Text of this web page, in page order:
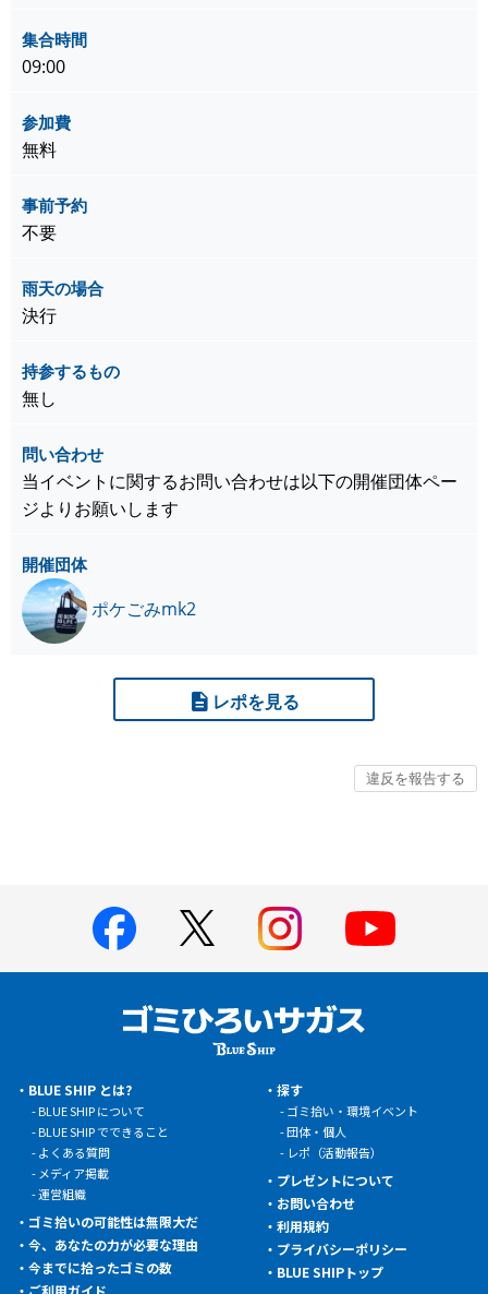
集合時間
09:00
参加費
無料
事前予約
不要
雨天の場合
決行
持参するもの
無し
問い合わせ
当イベントに関するお問い合わせは以下の開催団体ペー
ジよりお願いします
開催団体
ポケごみmk2
レポを見る
BLUE SHIP とは?
BLUE SHIP について
BLUE SHIP でできること
よくある質問
メディア掲載
運営組織
ゴミ拾いの可能性は無限大だ
今、あなたの力が必要な理由
今までに拾ったゴミの数
探す
ゴミ拾い・環境イベント
団体・個人
レポ（活動報告）
プレゼントについて
お問い合わせ
利用規約
プライバシーポリシー
BLUE SHIPトップ